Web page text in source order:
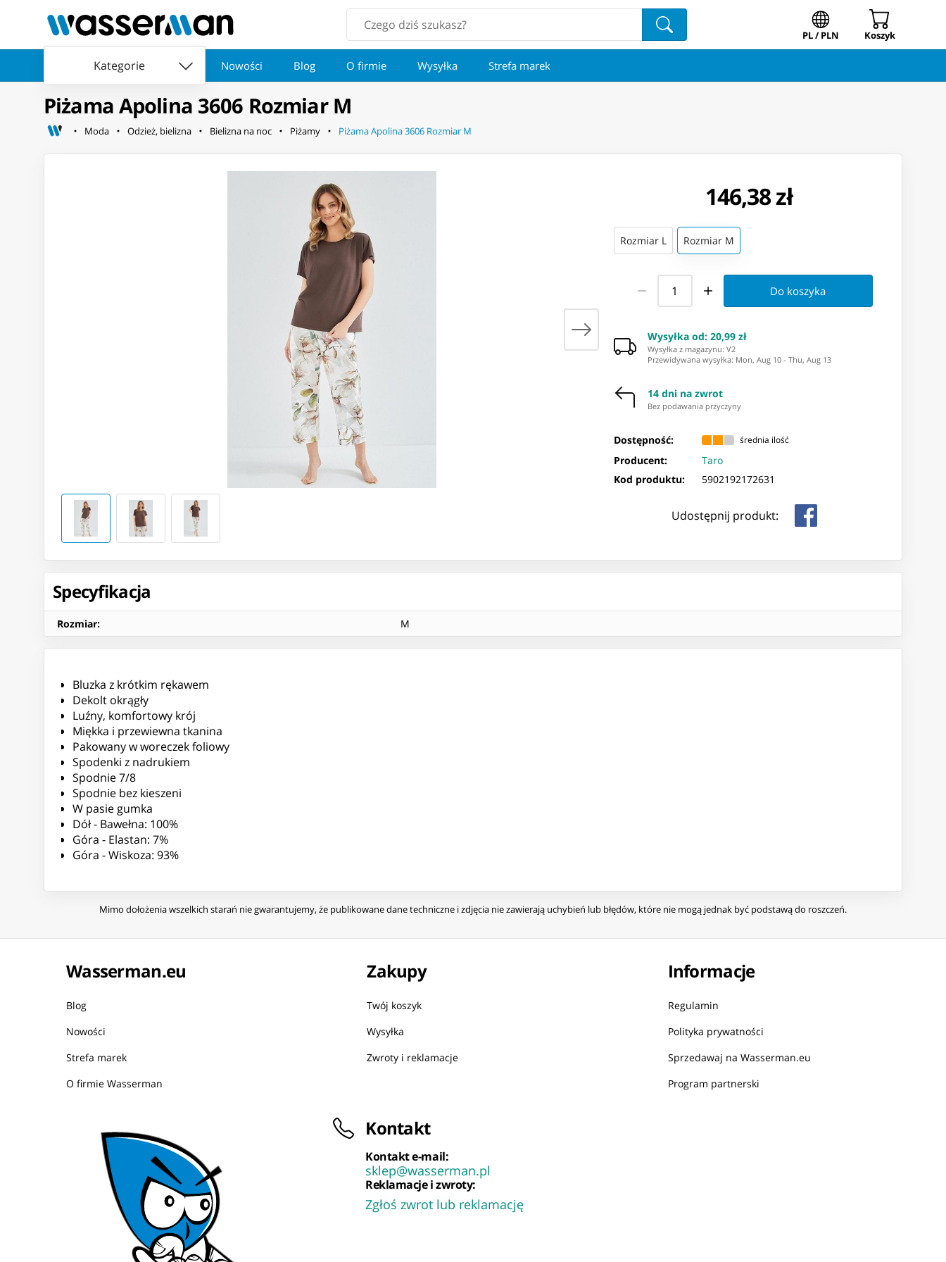
PL / PLN Koszyk
Kategorie Nowości Blog O firmie Wysyłka Strefa marek
Piżama Apolina 3606 Rozmiar M
Moda Odzież, bielizna Bielizna na noc Piżamy Piżama Apolina 3606 Rozmiar M
146,38 zł
Rozmiar L Rozmiar M
Do koszyka
Wysyłka od:20,99 zł
Wysyłka z magazynu: ⁨V2⁩
Przewidywana wysyłka: Mon, Aug 10 -Thu, Aug 13
14 dni na zwrot
Bez podawania przyczyny
Dostępność: średnia ilość
Producent:
Taro
Kod produktu:
5902192172631
Udostępnij produkt:
Specyfikacja
Rozmiar: M
Bluzka z krótkim rękawem
Dekolt okrągły
Luźny, komfortowy krój
Miękka i przewiewna tkanina
Pakowany w woreczek foliowy
Spodenki z nadrukiem
Spodnie 7/8
Spodnie bez kieszeni
W pasie gumka
Dół - Bawełna: 100%
Góra - Elastan: 7%
Góra - Wiskoza: 93%
Mimo dołożenia wszelkich starań nie gwarantujemy, że publikowane dane techniczne i zdjęcia nie zawierają uchybień lub błędów, które nie mogą jednak być podstawą do roszczeń.
Wasserman.eu
Blog
Nowości
Strefa marek
O firmie Wasserman
Zakupy
Twój koszyk
Wysyłka
Zwroty i reklamacje
Informacje
Regulamin
Polityka prywatności
Sprzedawaj na Wasserman.eu
Program partnerski
Kontakt
Kontakt e-mail:
sklep@wasserman.pl
Reklamacje i zwroty:
Zgłoś zwrot lub reklamację